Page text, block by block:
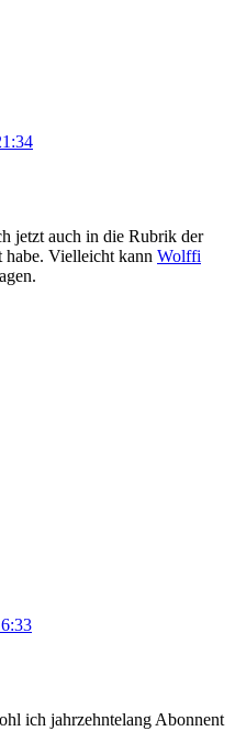
jetzt auch in die Rubrik der
habe. Vielleicht kann Wolffi
ich jahrzehntelang Abonnent